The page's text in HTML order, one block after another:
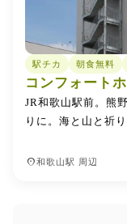
駅チカ 朝食無料
コンフォート
JR和歌山駅前。熊
りに。海と山と祈
place和歌山駅 周辺